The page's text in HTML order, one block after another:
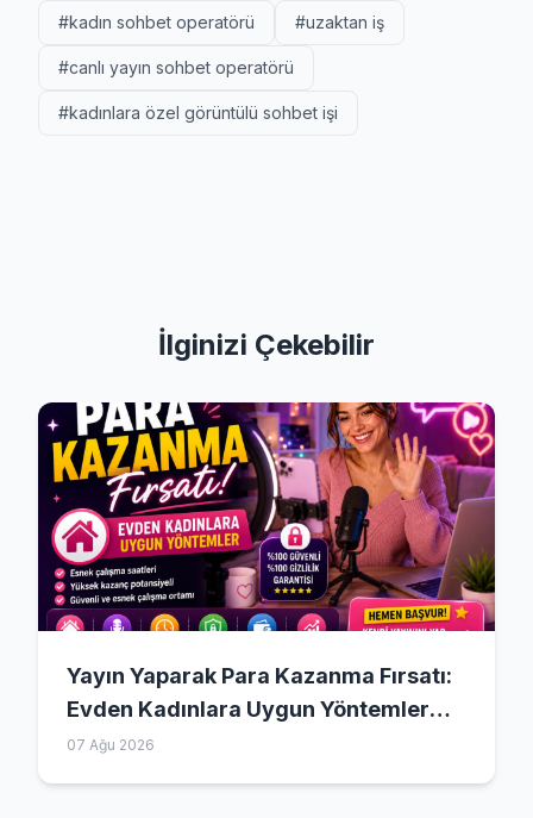
#kadın sohbet operatörü #uzaktan iş
#canlı yayın sohbet operatörü
#kadınlara özel görüntülü sohbet işi
İlginizi Çekebilir
Yayın Yaparak Para Kazanma Fırsatı:
Evden Kadınlara Uygun Yöntemler
(2026)
07 Ağu 2026